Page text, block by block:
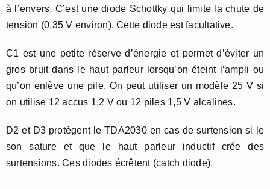
à l’envers. C’est une diode Schottky qui limite la chute de
tension (0,35 V environ). Cette diode est facultative.
C1 est une petite réserve d’énergie et permet d’éviter un
gros bruit dans le haut parleur lorsqu’on éteint l’ampli ou
qu’on enlève une pile. On peut utiliser un modèle 25 V si
on utilise 12 accus 1,2 V ou 12 piles 1,5 V alcalines.
D2 et D3 protègent le TDA2030 en cas de surtension si le
son sature et que le haut parleur inductif crée des
surtensions. Ces diodes écrêtent (catch diode).